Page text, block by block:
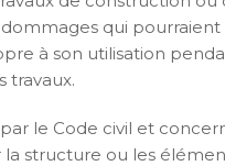
qui
à son utilisation
travaux.
le Code civil et
structure ou les